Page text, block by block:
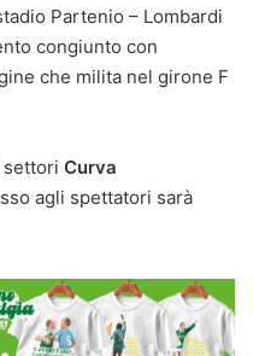
Partenio – Lombardi
congiunto con
che milita nel girone F
settori Curva
agli spettatori sarà